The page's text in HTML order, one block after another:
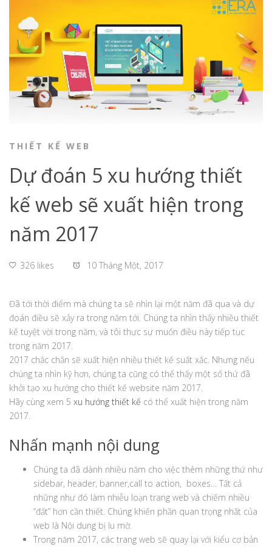
THIẾT KẾ WEB
Dự đoán 5 xu hướng thiết
kế web sẽ xuất hiện trong
năm 2017
326 likes 10 Tháng Một, 2017
Đã tới thời điểm mà chúng ta sẽ nhìn lại một năm đã qua và dự
đoán điều sẽ xảy ra trong năm tới. Chúng ta nhìn thấy nhiều thiết
kế tuyệt vời trong năm, và tôi thực sự muốn điều này tiếp tục
trong năm 2017.
2017 chắc chắn sẽ xuất hiện nhiều thiết kế suất xắc. Nhưng nếu
chúng ta nhìn kỹ hơn, chúng ta cũng có thể thấy một số thứ đã
khởi tạo xu hướng cho thiết kế website năm 2017.
Hãy cùng xem 5 xu hướng thiết kế có thể xuất hiện trong năm
2017.
Nhấn mạnh nội dung
Chúng ta đã dành nhiều năm cho việc thêm những thứ như
sidebar, header, banner,call to action, boxes… Tất cả
những như đó làm nhiễu loạn trang web và chiếm nhiều
“đất” hơn cần thiết. Chúng khiến phần quan trọng nhất của
web là Nội dung bị lu mờ.
Trong năm 2017, các trang web sẽ quay lại với kiểu cơ bản